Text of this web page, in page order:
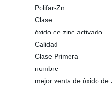
Polifar-Zn
Clase
óxido de zinc activado
Calidad
Clase Primera
nombre
mejor venta de óxido de